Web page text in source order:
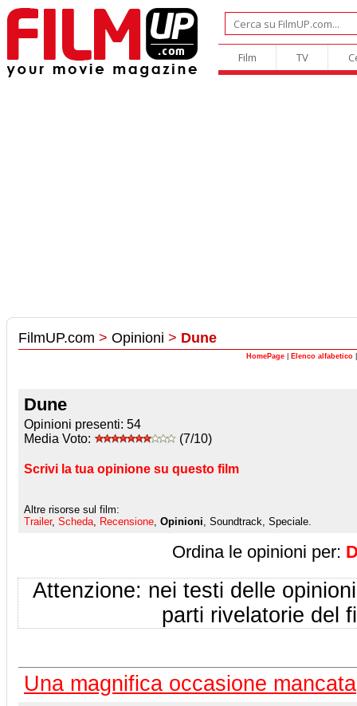
Film TV
FilmUP.com > Opinioni > Dune
HomePage Elenco alfabetico
Dune
Opinioni presenti: 54
Media Voto:
(7/10)
Scrivi la tua opinione su questo film
Altre risorse sul film:
Trailer, Scheda Recensione Opinioni , Soundtrack, Speciale.
Ordina le opinioni per:
Attenzione: nei testi delle
parti rivelatorie del
Una magnifica occasione mancata